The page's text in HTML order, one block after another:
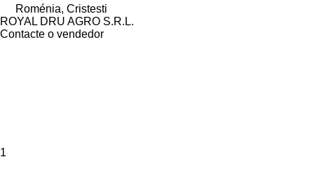
Roménia, Cristesti
ROYAL DRU AGRO S.R.L.
Contacte o vendedor
1